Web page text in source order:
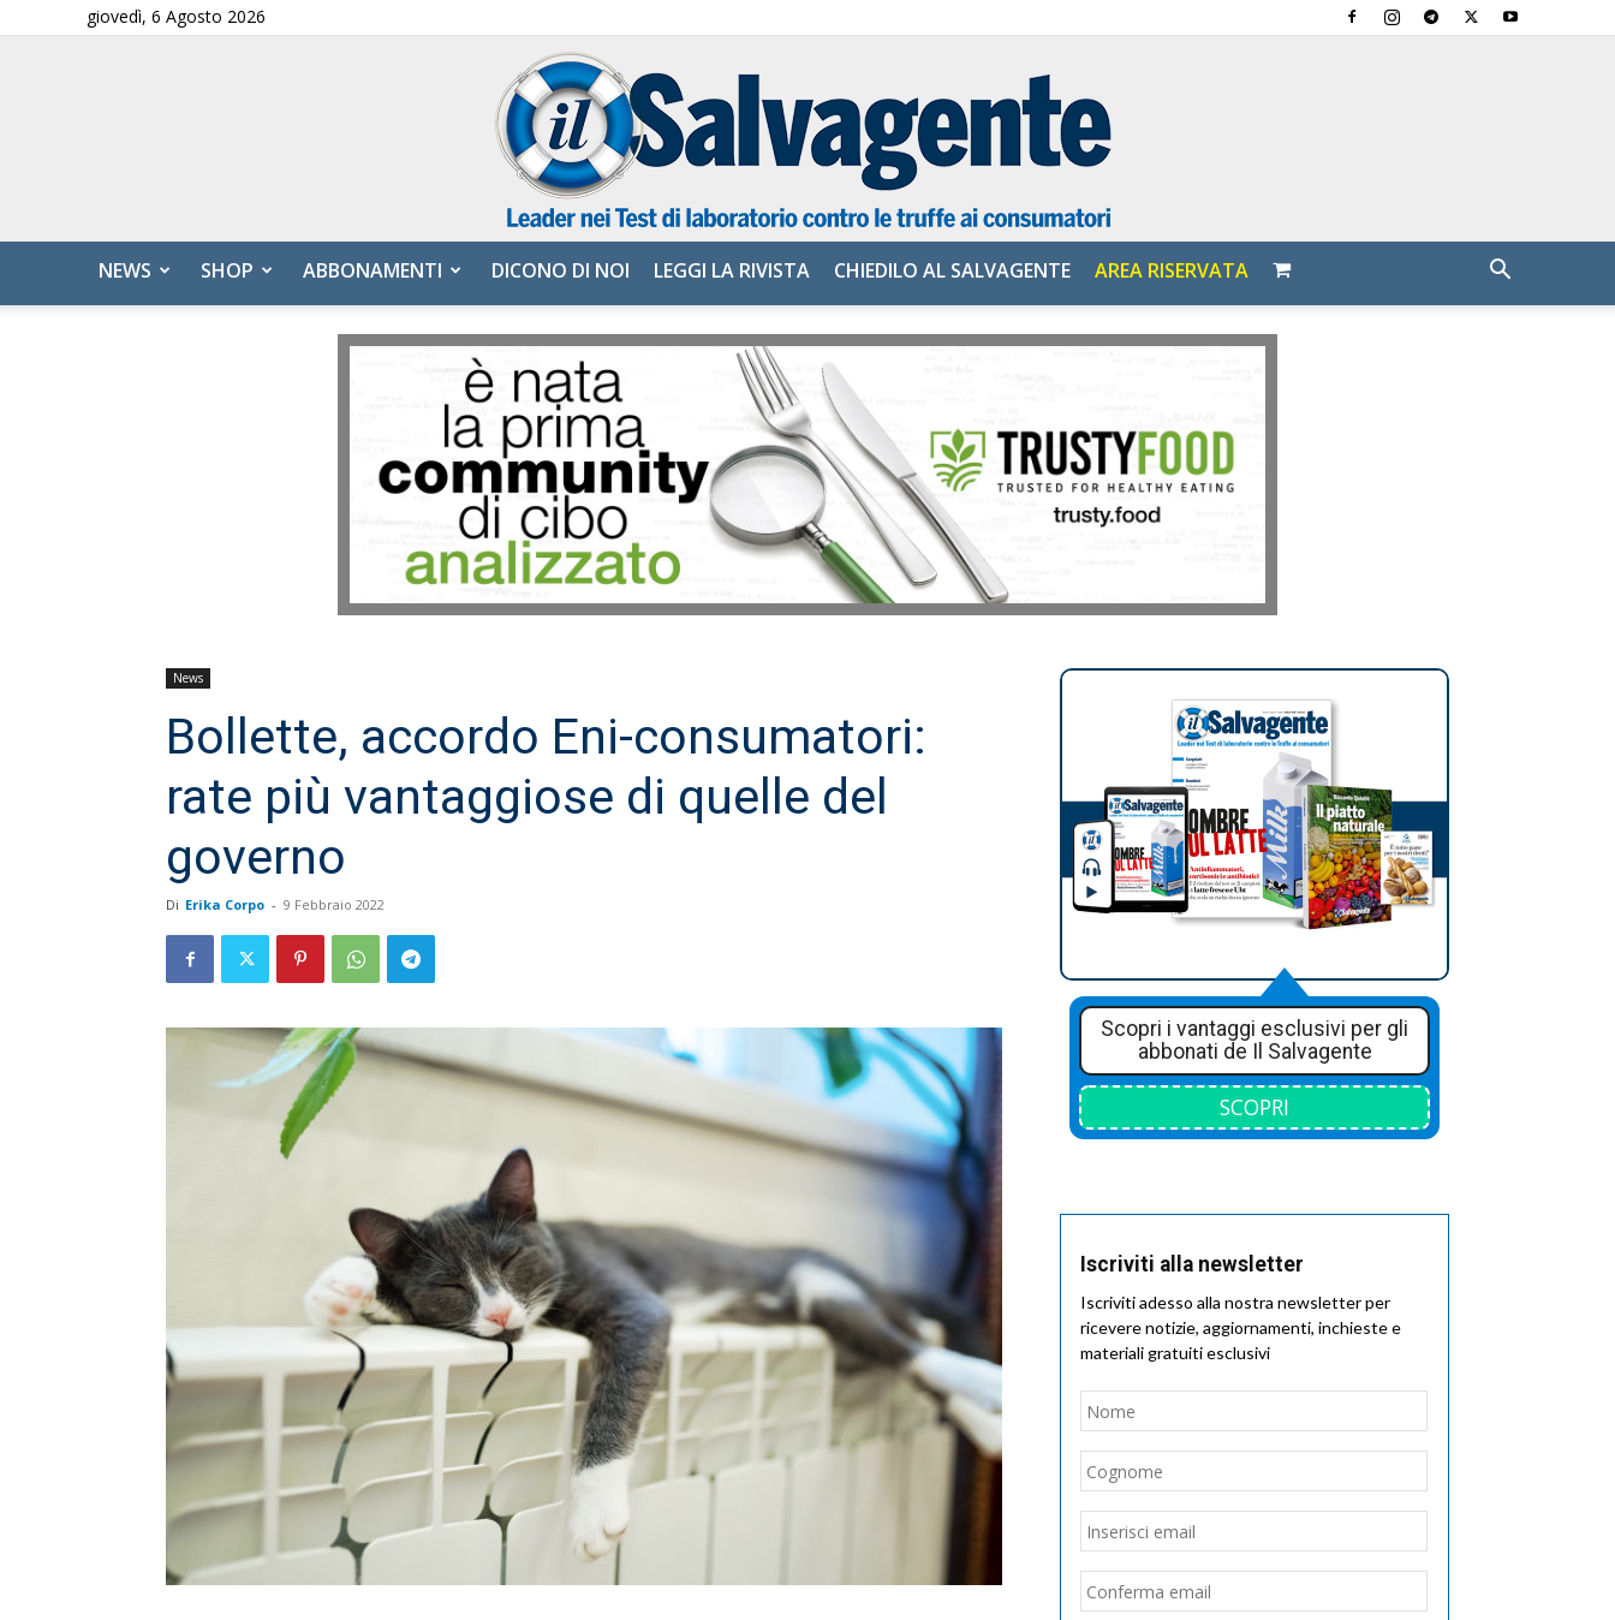
giovedì, 6 Agosto 2026
Salvagente
NEWS SHOP ABBONAMENTI DICONO DI NOI LEGGI LA RIVISTA CHIEDILO AL SALVAGENTE AREA RISERVATA
News
Bollette, accordo Eni-consumatori:
rate più vantaggiose di quelle del
governo
Di Erika Corpo - 9 Febbraio 2022
Scopri i vantaggi esclusivi per gli
abbonati de Il Salvagente
SCOPRI
Iscriviti alla newsletter
Iscriviti adesso alla nostra newsletter per
ricevere notizie, aggiornamenti, inchieste e
materiali gratuiti esclusivi
Nome
Email